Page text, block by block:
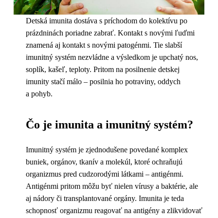
Detská imunita dostáva s príchodom do kolektívu po
prázdninách poriadne zabrať. Kontakt s novými ľuďmi
znamená aj kontakt s novými patogénmi. Tie slabší
imunitný systém nezvládne a výsledkom je upchatý nos,
soplík, kašeľ, teploty. Pritom na posilnenie detskej
imunity stačí málo – posilnia ho potraviny, oddych
a pohyb.
Čo je imunita a imunitný systém?
Imunitný systém je zjednodušene povedané komplex
buniek, orgánov, tkanív a molekúl, ktoré ochraňujú
organizmus pred cudzorodými látkami – antigénmi.
Antigénmi pritom môžu byť nielen vírusy a baktérie, ale
aj nádory či transplantované orgány. Imunita je teda
schopnosť organizmu reagovať na antigény a zlikvidovať